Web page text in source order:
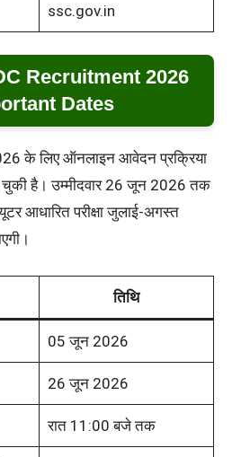
ssc.gov.in
Recruitment 2026
Dates
के लिए ऑनलाइन आवेदन प्रक्रिया
है। उम्मीदवार 26 जून 2026 तक
आधारित परीक्षा जुलाई-अगस्त
तिथि
05 जून 2026
26 जून 2026
रात 11:00 बजे तक